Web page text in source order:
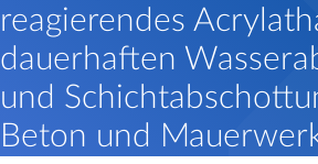
reagierendes
dauerhaften
und
Beton und